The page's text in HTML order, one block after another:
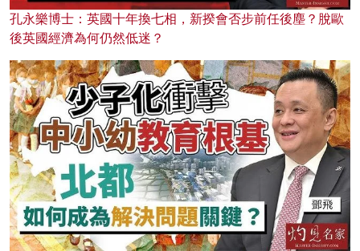
孔永樂博士：英國十年換七相，新揆會否步前任後塵？脫歐
後英國經濟為何仍然低迷？